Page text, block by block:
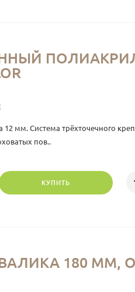
12 мм. Система трёхточечного
пов..
КУПИТЬ
180 ММ,